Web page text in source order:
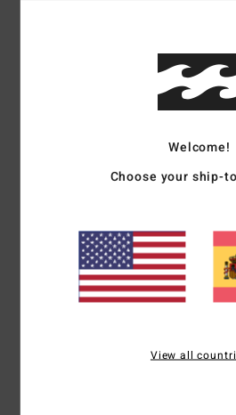
Braguita de bikini de cobertura
Código de
Corte de cadera baja
Composición[Tejido principal]
Welcome!
Choose your ship-
View all